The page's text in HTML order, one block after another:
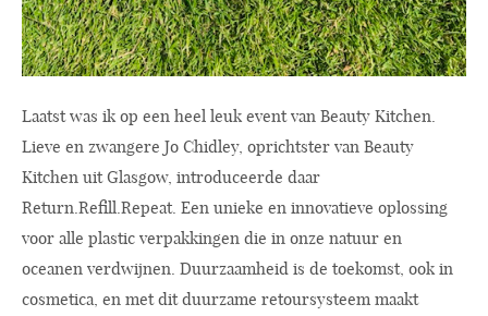
Laatst was ik op een heel leuk event van Beauty Kitchen.
Lieve en zwangere Jo Chidley, oprichtster van Beauty
Kitchen uit Glasgow, introduceerde daar
Return.Refill.Repeat. Een unieke en innovatieve oplossing
voor alle plastic verpakkingen die in onze natuur en
oceanen verdwijnen. Duurzaamheid is de toekomst, ook in
cosmetica, en met dit duurzame retoursysteem maakt